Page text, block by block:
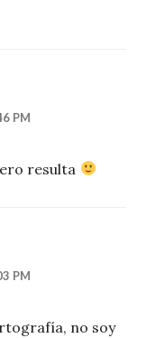
PM
resulta
PM
no soy